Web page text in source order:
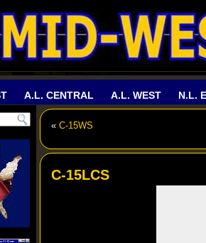
A.L. CENTRAL A.L. WEST N.L.
« C-15WS
C-15LCS